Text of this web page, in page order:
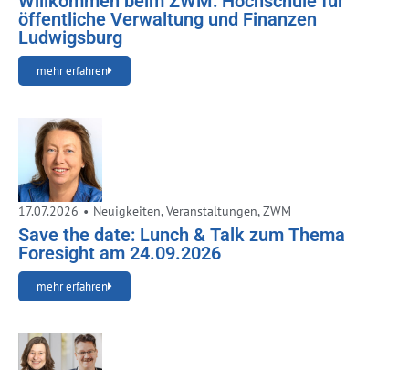
öffentliche Verwaltung und Finanzen
Ludwigsburg
mehr erfahren
17.07.2026 • Neuigkeiten,Veranstaltungen,ZWM
Save the date: Lunch & Talk zum Thema
Foresight am 24.09.2026
mehr erfahren